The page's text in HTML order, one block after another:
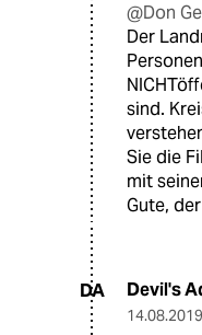
@Don
Der
sind.
Sie die
mit
Gute,
DA Devil's
14.08.2019